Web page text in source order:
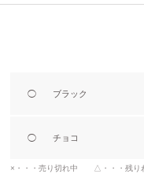
◯ ブラック
◯ チョコ
×・・・売り切れ中 △・・・残り